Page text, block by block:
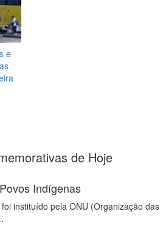
e
de Hoje
Indígenas
instituído pela ONU (Organização das